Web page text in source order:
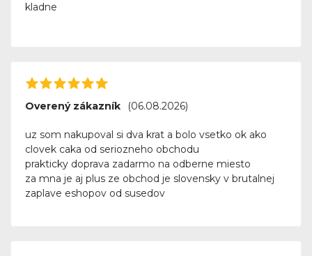
kladne
Overený zákazník (06.08.2026)
uz som nakupoval si dva krat a bolo vsetko ok ako
clovek caka od seriozneho obchodu
prakticky doprava zadarmo na odberne miesto
za mna je aj plus ze obchod je slovensky v brutalnej
zaplave eshopov od susedov